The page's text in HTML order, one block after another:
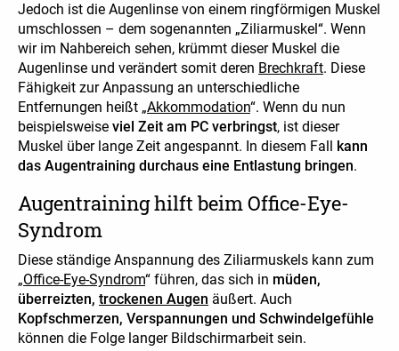
Jedoch ist die Augenlinse von einem ringförmigen Muskel
umschlossen – dem sogenannten „Ziliarmuskel“. Wenn
wir im Nahbereich sehen, krümmt dieser Muskel die
Augenlinse und verändert somit deren Brechkraft. Diese
Fähigkeit zur Anpassung an unterschiedliche
Entfernungen heißt „Akkommodation“. Wenn du nun
beispielsweise viel Zeit am PC verbringst, ist dieser
Muskel über lange Zeit angespannt. In diesem Fall kann
das Augentraining durchaus eine Entlastung bringen.
Augentraining hilft beim Office-Eye-
Syndrom
Diese ständige Anspannung des Ziliarmuskels kann zum
„Office-Eye-Syndrom“ führen, das sich in müden,
überreizten, trockenen Augen äußert. Auch
Kopfschmerzen, Verspannungen und Schwindelgefühle
können die Folge langer Bildschirmarbeit sein.